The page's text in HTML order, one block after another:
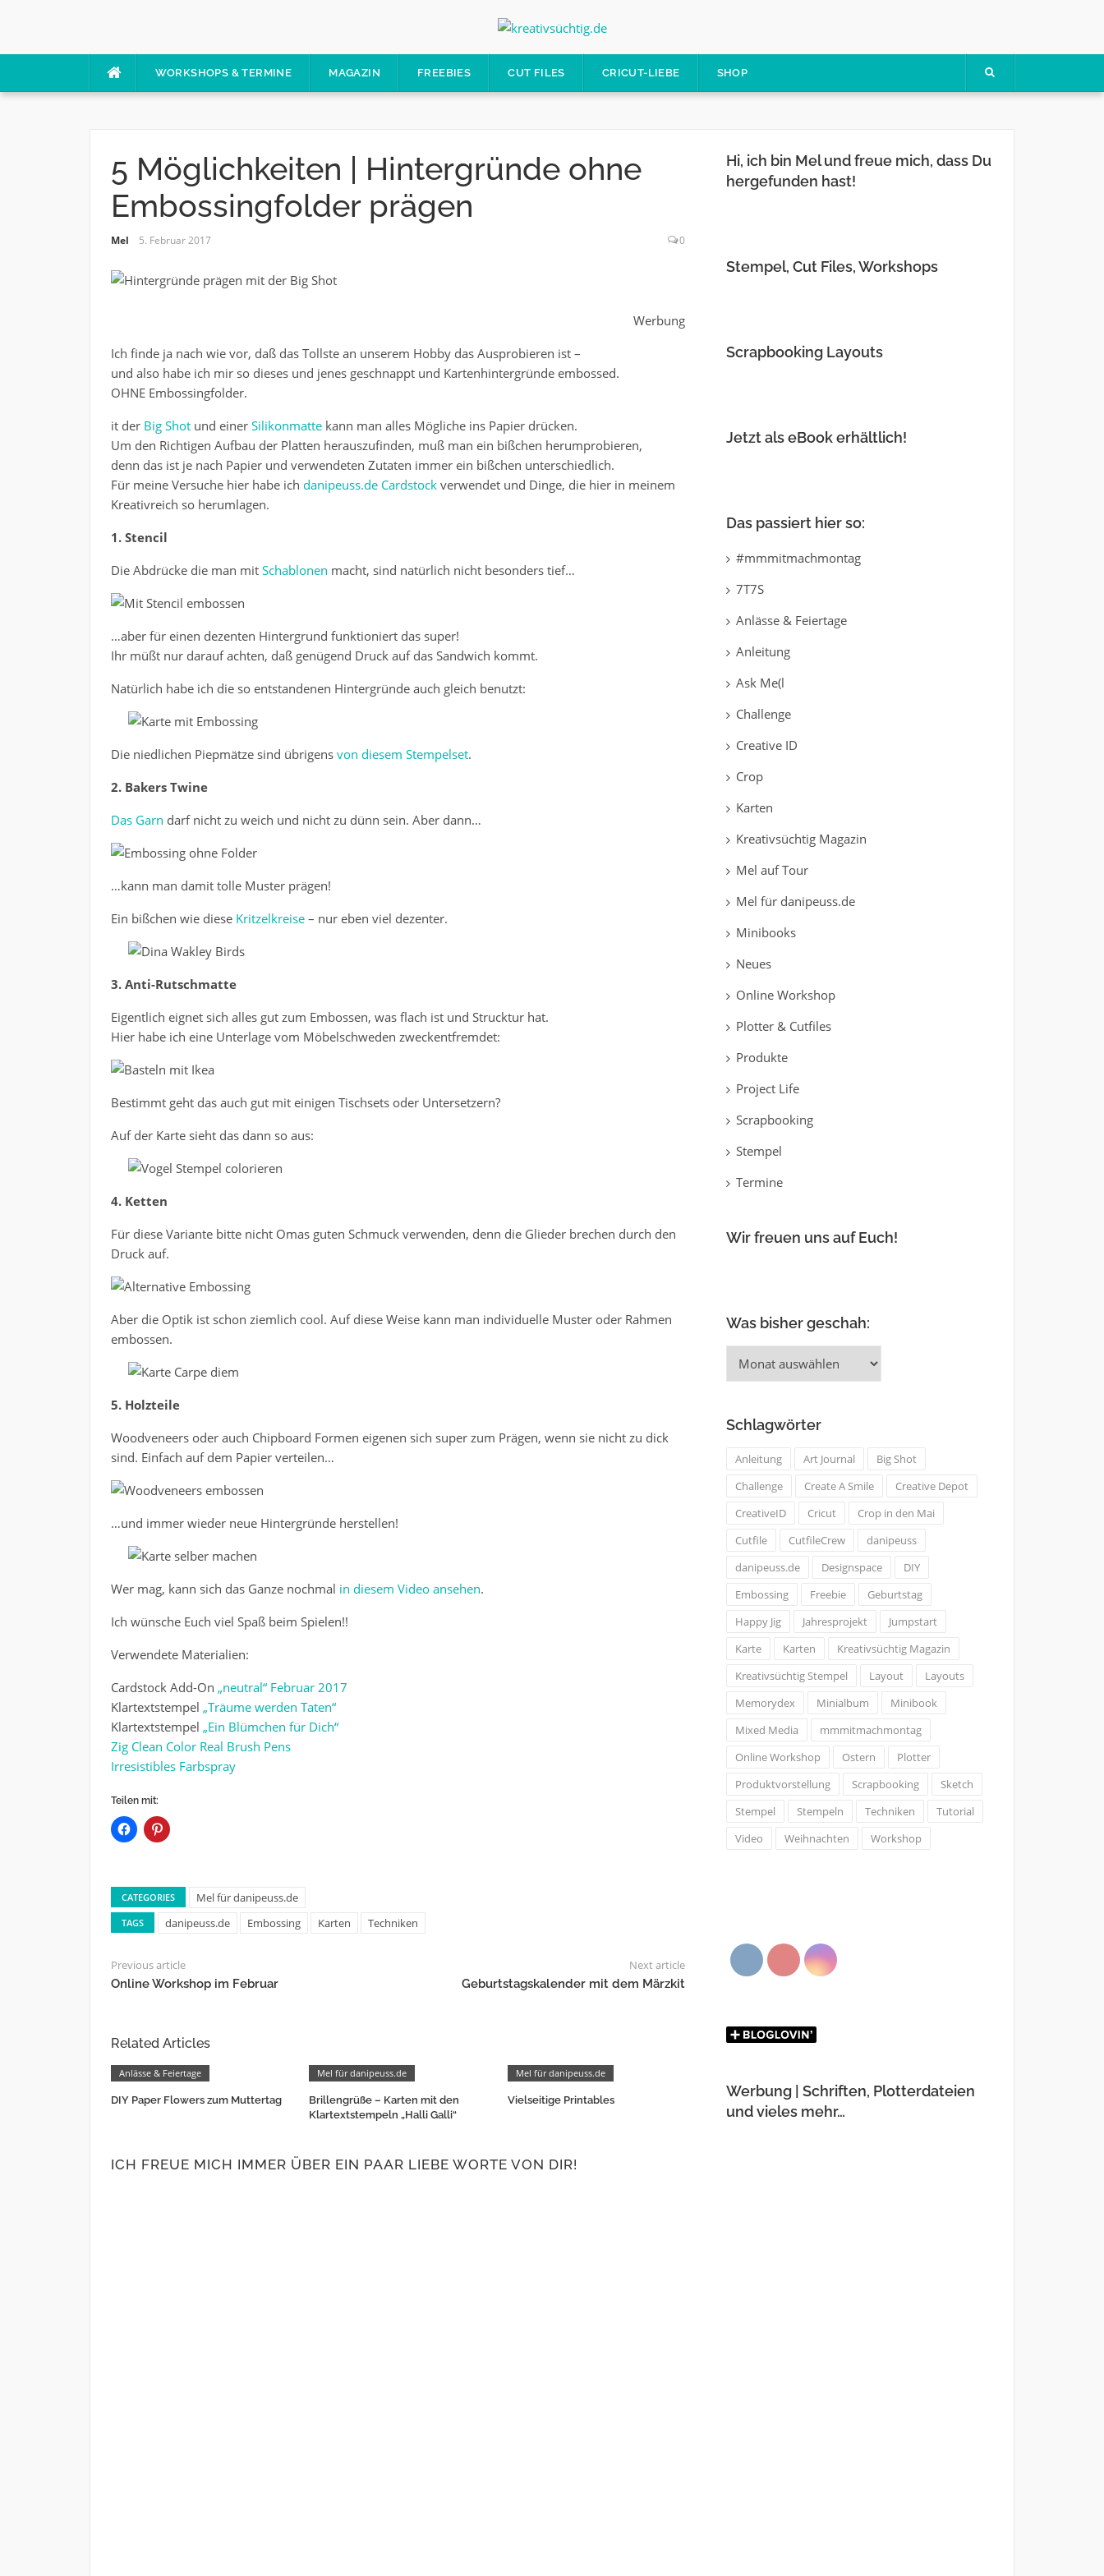
WORKSHOPS & TERMINE MAGAZIN FREEBIES CUT FILES CRICUT-LIEBE SHOP
5 Möglichkeiten | Hintergründe ohne
Embossingfolder prägen
Mel 5. Februar 2017 0
Werbung
Ich finde ja nach wie vor, daß das Tollste an unserem Hobby das Ausprobieren ist –
und also habe ich mir so dieses und jenes geschnappt und Kartenhintergründe embossed.
OHNE Embossingfolder.
it der Big Shotund einer Silikonmattekann man alles Mögliche ins Papier drücken.
Um den Richtigen Aufbau der Platten herauszufinden, muß man ein bißchen herumprobieren,
denn das ist je nach Papier und verwendeten Zutaten immer ein bißchen unterschiedlich.
Für meine Versuche hier habe ich danipeuss.de Cardstockverwendet und Dinge, die hier in meinem
Kreativreich so herumlagen.
1. Stencil
Die Abdrücke die man mit Schablonen macht, sind natürlich nicht besonders tief…
…aber für einen dezenten Hintergrund funktioniert das super!
Ihr müßt nur darauf achten, daß genügend Druck auf das Sandwich kommt.
Natürlich habe ich die so entstandenen Hintergründe auch gleich benutzt:
Die niedlichen Piepmätze sind übrigens von diesem Stempelset.
2. Bakers Twine
Das Garn darf nicht zu weich und nicht zu dünn sein. Aber dann…
…kann man damit tolle Muster prägen!
Ein bißchen wie diese Kritzelkreise– nur eben viel dezenter.
3. Anti-Rutschmatte
Eigentlich eignet sich alles gut zum Embossen, was flach ist und Strucktur hat.
Hier habe ich eine Unterlage vom Möbelschweden zweckentfremdet:
Bestimmt geht das auch gut mit einigen Tischsets oder Untersetzern?
Auf der Karte sieht das dann so aus:
4. Ketten
Für diese Variante bitte nicht Omas guten Schmuck verwenden, denn die Glieder brechen durch den
Druck auf.
Aber die Optik ist schon ziemlich cool. Auf diese Weise kann man individuelle Muster oder Rahmen
embossen.
5. Holzteile
Woodveneers oder auch Chipboard Formen eigenen sich super zum Prägen, wenn sie nicht zu dick
sind. Einfach auf dem Papier verteilen…
…und immer wieder neue Hintergründe herstellen!
Wer mag, kann sich das Ganze nochmal in diesem Video ansehen.
Ich wünsche Euch viel Spaß beim Spielen!!
Verwendete Materialien:
Cardstock Add-On „neutral“ Februar 2017
Klartextstempel „Träume werden Taten“
Klartextstempel „Ein Blümchen für Dich“
Zig Clean Color Real Brush Pens
Irresistibles Farbspray
Teilen mit:
CATEGORIES Mel für danipeuss.de
TAGS danipeuss.de Embossing Karten Techniken
Previous article
Online Workshop im Februar
Next article
Geburtstagskalender mit dem Märzkit
Related Articles
Anlässe & Feiertage
DIY Paper Flowers zum Muttertag
Mel für danipeuss.de
Brillengrüße – Karten mit den
Klartextstempeln „Halli Galli“
Mel für danipeuss.de
Vielseitige Printables
ICH FREUE MICH IMMER ÜBER EIN PAAR LIEBE WORTE VON DIR!
Hi, ich bin Mel und freue mich, dass Du
hergefunden hast!
Stempel, Cut Files, Workshops
Scrapbooking Layouts
Jetzt als eBook erhältlich!
Das passiert hier so:
#mmmitmachmontag
7T7S
Anlässe & Feiertage
Anleitung
Ask Me(l
Challenge
Creative ID
Crop
Karten
Kreativsüchtig Magazin
Mel auf Tour
Mel für danipeuss.de
Minibooks
Neues
Online Workshop
Plotter & Cutfiles
Produkte
Project Life
Scrapbooking
Stempel
Termine
Wir freuen uns auf Euch!
Was bisher geschah:
bisher
Schlagwörter
Anleitung Art Journal
Big Shot
Challenge
Create A Smile
Creative Depot
CreativeID
Cricut
Crop in den Mai
Cutfile
CutfileCrew
danipeuss
danipeuss.de
Designspace
DIY
Embossing
Freebie
Geburtstag
Happy Jig
Jahresprojekt
Jumpstart
Karte
Karten
Kreativsüchtig Magazin
Kreativsüchtig Stempel
Layout
Layouts
Memorydex
Minialbum
Minibook
Mixed Media
mmmitmachmontag
Online Workshop
Ostern
Plotter
Produktvorstellung
Scrapbooking
Sketch
Stempel
Stempeln Techniken
Tutorial
Video
Weihnachten Workshop
Werbung | Schriften, Plotterdateien
und vieles mehr…